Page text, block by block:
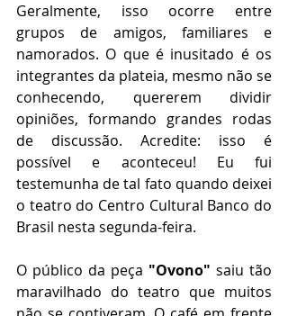
Geralmente, isso ocorre entre
grupos de amigos, familiares e
namorados. O que é inusitado é os
integrantes da plateia, mesmo não se
conhecendo, quererem dividir
opiniões, formando grandes rodas
de discussão. Acredite: isso é
possível e aconteceu! Eu fui
testemunha de tal fato quando deixei
o teatro do Centro Cultural Banco do
Brasil nesta segunda-feira.
O público da peça "Ovono" saiu tão
maravilhado do teatro que muitos